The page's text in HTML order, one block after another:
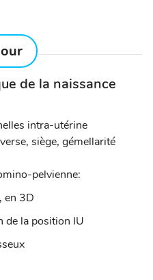
de la naissance
intra-utérine
siège, gémellarité
pelvienne:
en 3D
de la position IU